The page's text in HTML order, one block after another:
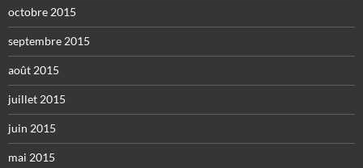
octobre 2015
septembre 2015
août 2015
juillet 2015
juin 2015
mai 2015